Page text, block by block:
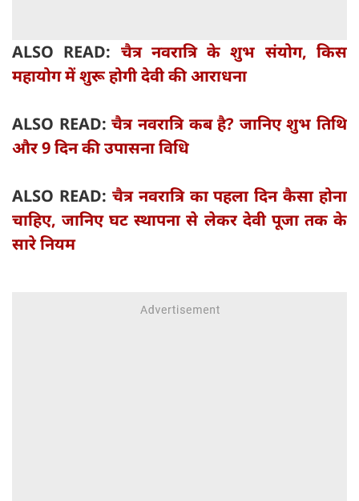
ALSO READ: चैत्र नवरात्रि के शुभ संयोग, किस
महायोग में शुरू होगी देवी की आराधना
ALSO READ:चैत्र नवरात्रि कब है? जानिए शुभ तिथि
और 9 दिन की उपासना विधि
ALSO READ: चैत्र नवरात्रि का पहला दिन कैसा होना
चाहिए, जानिए घट स्थापना से लेकर देवी पूजा तक के
सारे नियम